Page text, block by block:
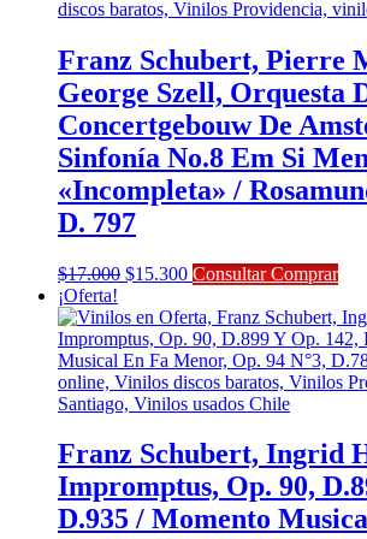
era:
es:
Franz Schubert, Pierre
George Szell, Orquesta
Concertgebouw De
Sinfonía No.8 Em Si
«Incompleta» /
D. 797
$17.000 El
original
era:
$17.000.
$15.300El
actual
es:
$15.300.
Consultar Comprar
¡Oferta!
Franz Schubert, Ingrid
Impromptus, Op. 90,
D.935 / Momento